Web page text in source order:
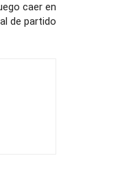
caer en
de partido